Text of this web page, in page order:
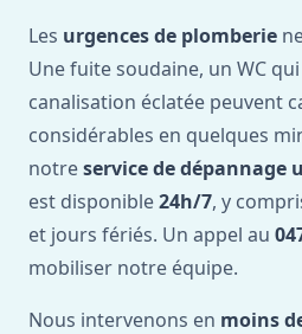
Les urgences de plomberie
Une fuite soudaine, un WC
canalisation éclatée peuvent
considérables en quelques
notreservice de dépannage
est disponible24h/7, y
et jours fériés. Un appel au
mobiliser notre équipe.
Nous intervenons en moins